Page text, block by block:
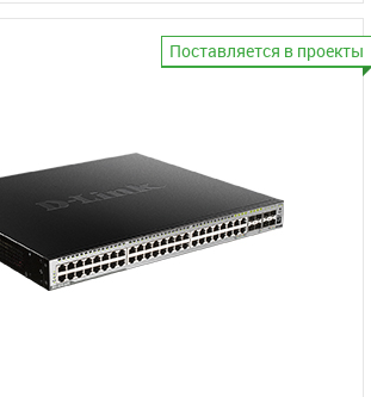
Поставляется в проекты